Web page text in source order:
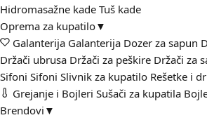
Hidromasažne kade Tuš kade
Oprema za kupatilo▼
Galanterija Galanterija Dozer za sapun
Držači ubrusa Držači za peškire Držači za
Sifoni Sifoni Slivnik za kupatilo Rešetke i
Grejanje i Bojleri Sušači za kupatila
Brendovi ▼